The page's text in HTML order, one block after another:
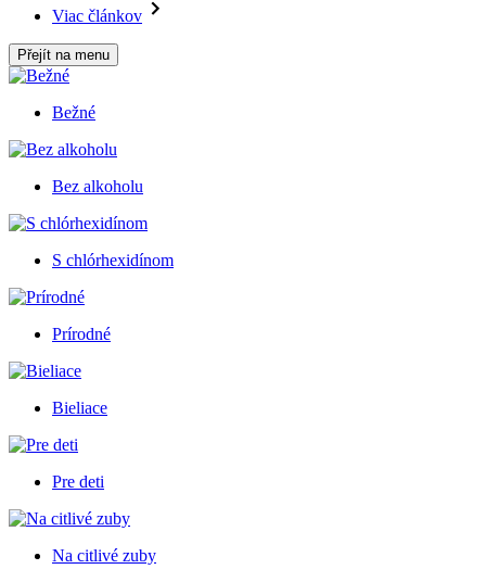
Viac článkov
Přejít na menu
Bežné
Bez alkoholu
S chlórhexidínom
Prírodné
Bieliace
Pre deti
Na citlivé zuby